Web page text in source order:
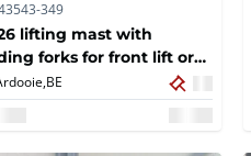
349
lifting mast with
forks for front lift or
the tractor, 2500 kg
BE